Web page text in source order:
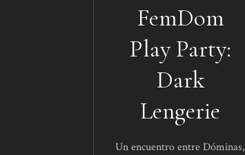
FemDom
Play Party:
Dark
Lengerie
Un encuentro entre Dóminas,